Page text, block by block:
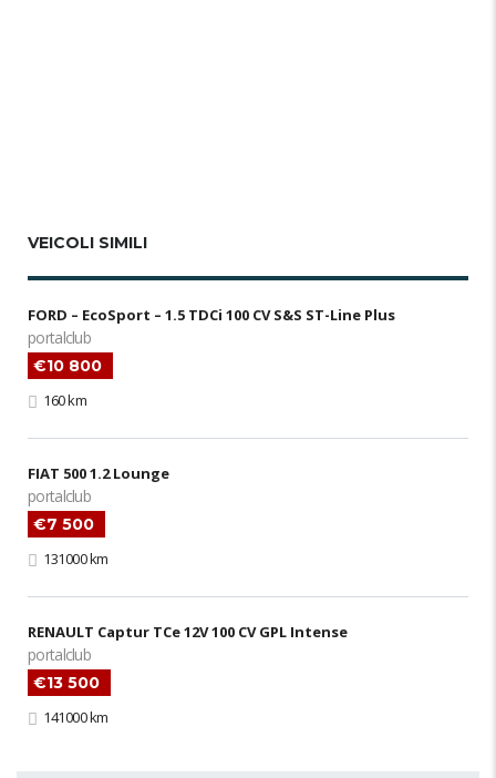
VEICOLI SIMILI
FORD – EcoSport – 1.5 TDCi 100 CV S&S ST-Line Plus
portalclub
€10 800
160 km
FIAT 500 1.2 Lounge
portalclub
€7 500
131000 km
RENAULT Captur TCe 12V 100 CV GPL Intense
portalclub
€13 500
141000 km